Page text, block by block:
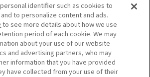
21:00） identifier such as cookies to
to personalize content and ads.
to see more details about how we use
period of each cookie. We may
about your use of our website
and advertising partners, who may
information that you have provided
have collected from your use of their